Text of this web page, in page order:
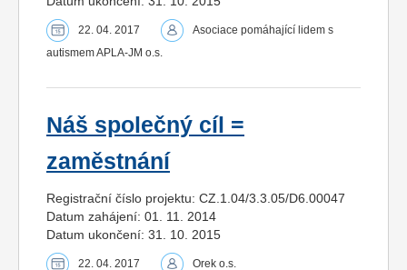
22. 04. 2017
Asociace pomáhající lidem s
autismem APLA-JM o.s.
Náš společný cíl =
zaměstnání
Registrační číslo projektu: CZ.1.04/3.3.05/D6.00047
Datum zahájení: 01. 11. 2014
Datum ukončení: 31. 10. 2015
22. 04. 2017 Orek o.s.